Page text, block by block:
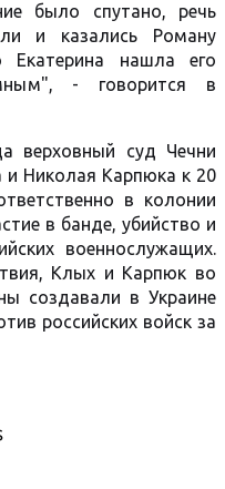
было спутано, речь
и казались Роману
Екатерина нашла его
- говорится в
верховный суд Чечни
и Николая Карпюка к 20
в колонии
в банде, убийство и
военнослужащих.
Клых и Карпюк во
создавали в Украине
российских войск за